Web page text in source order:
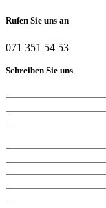
Rufen Sie uns an
071 351 54 53
Schreiben Sie uns